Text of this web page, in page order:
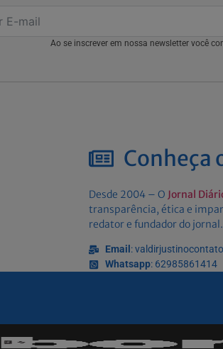
Ao se inscrever em nossa newsletter você
Conheça
Desde 2004 – O Jornal
transparência, ética e
redator e fundador do jornal.
Email :
Whatsapp: 62985861414